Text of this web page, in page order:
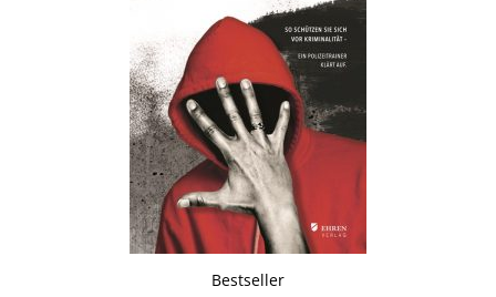
Bestseller